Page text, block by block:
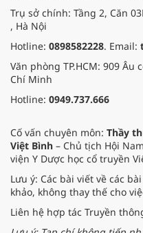
Trụ sở chính: Tầng 2, Căn
, Hà Nội
Hotline: 0898582228. Email:
Văn phòng TP.HCM: 909 Âu
Chí Minh
Hotline: 0949.737.666
Cố vấn chuyên môn: Thầy
Việt Bình – Chủ tịch Hội
viện Y Dược học cổ truyền
Lưu ý: Các bài viết về các
khảo, không thay thế cho
Liên hệ hợp tác Truyền